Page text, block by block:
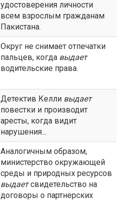
удостоверения личности
всем взрослым гражданам
Пакистана.
Округ не снимает отпечатки
пальцев, когда выдает
водительские права.
Детектив Келли выдает
повестки и производит
аресты, когда видит
нарушения...
Аналогичным образом,
министерство окружающей
среды и природных ресурсов
выдаетсвидетельство на
договоры о партнерских